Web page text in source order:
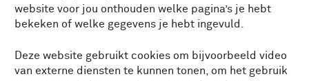
website voor jou onthouden welke pagina’s je hebt
bekeken of welke gegevens je hebt ingevuld.
Deze website gebruikt cookies om bijvoorbeeld video
van externe diensten te kunnen tonen, om het gebruik